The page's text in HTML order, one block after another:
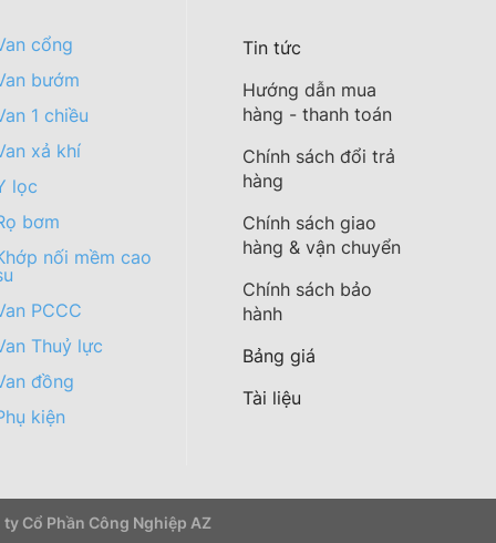
cổng
bướm
1 chiều
xả khí
lọc
bơm
nối mềm cao
PCCC
Thuỷ lực
đồng
kiện
Tin tức
Hướng dẫn mua
hàng - thanh toán
Chính sách đổi trả
hàng
Chính sách giao
hàng & vận chuyển
Chính sách bảo
hành
Bảng giá
Tài liệu
Cổ Phần Công Nghiệp AZ